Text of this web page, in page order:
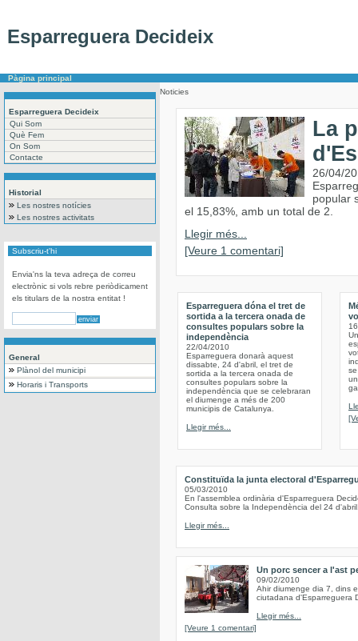
Esparreguera Decideix
Pàgina principal
Esparreguera Decideix
Qui Som
Què Fem
On Som
Contacte
Historial
Les nostres notícies
Les nostres activitats
Subscriu-t'hi
Envia'ns la teva adreça de correu
electrònic si vols rebre periòdicament
els titulars de la nostra entitat !
General
Plànol del municipi
Horaris i Transports
Noticies
La
26/04/
popular
el 15,83%, amb un total de 2.
Llegir més...
[Veure 1 comentari]
Esparreguera dóna el tret de
sortida a la tercera onada de
consultes populars sobre la
independència
22/04/2010
Esparreguera donarà aquest
dissabte, 24 d'abril, el tret de
sortida a la tercera onada de
consultes populars sobre la
independència que se celebraran
el diumenge a més de 200
municipis de Catalunya.
Llegir més...
Constituïda la junta electoral
05/03/2010
En l'assemblea ordinària d'Esparreguera
Consulta sobre la Independència del 24
Llegir més...
Un porc sencer a l'ast
09/02/2010
Ahir diumenge dia 7, dins
ciutadana d'Esparreguera
Llegir més...
[Veure 1 comentari]